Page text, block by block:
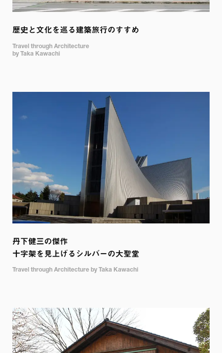
歴史と文化を巡る建築旅行のすすめ
Travel through Architecture
by Taka Kawachi
丹下健三の傑作
十字架を見上げるシルバーの大聖堂
Travel through Architecture by Taka Kawachi